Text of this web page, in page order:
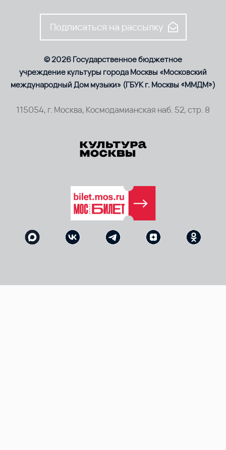
Подписаться на рассылку
© 2026 Государственное бюджетное
учреждение культуры города Москвы «Московский
международный Дом музыки» (ГБУК г. Москвы «ММДМ»)
115054, г. Москва, Космодамианская наб. 52, стр. 8